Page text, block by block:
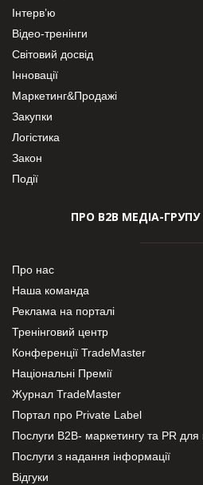
Інтерв’ю
Відео-тренінги
Світовий досвід
Інновації
Маркетинг&Продажі
Закупки
Логістика
Закон
Події
ПРО В2В МЕДІА-ГРУПУ
Про нас
Наша команда
Реклама на порталі
Тренінговий центр
Конференції TradeMaster
Національні Премії
Журнал TradeMaster
Портал про Private Label
Послуги В2В- маркетингу та PR для
Послуги з надання інформації
Відгуки